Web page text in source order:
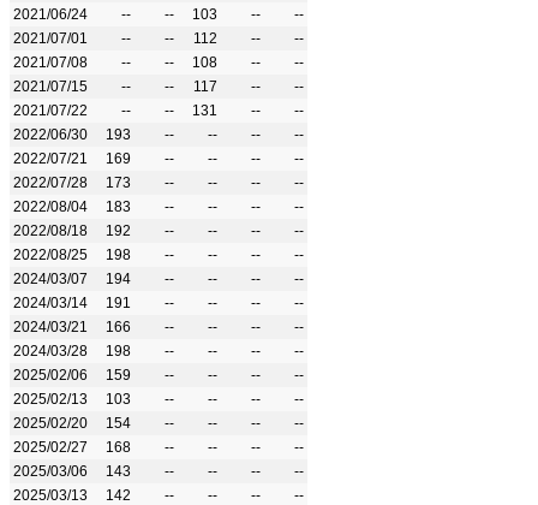
2021/06/24
-- -- 103 --
--
2021/07/01
-- -- 112 --
--
2021/07/08
-- -- 108 --
--
2021/07/15
-- -- 117 --
--
2021/07/22
-- -- 131 --
--
2022/06/30
193 -- -- --
--
2022/07/21
169 -- -- --
--
2022/07/28
173 -- -- --
--
2022/08/04
183 -- -- --
--
2022/08/18
192 -- -- --
--
2022/08/25
198 -- -- --
--
2024/03/07
194 -- -- --
--
2024/03/14
191 -- -- --
--
2024/03/21
166 -- -- --
--
2024/03/28
198 -- -- --
--
2025/02/06
159 -- -- --
--
2025/02/13
103 -- -- --
--
2025/02/20
154 -- -- --
--
2025/02/27
168 -- -- --
--
2025/03/06
143 -- -- --
--
2025/03/13
142 -- -- --
--